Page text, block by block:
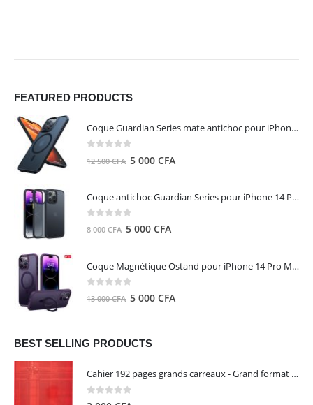
FEATURED PRODUCTS
Coque Guardian Series mate antichoc pour iPhone 15 Pro Max avec Magsafe Noir - Torras
12 500CFA Le
500 CFA.
5 000 CFA
Coque antichoc Guardian Series pour iPhone 14 Pro Max - TORRAS
out of 5
8 000CFA Le
était :
8
000 CFA.
5 000 CFALe
est :
000 CFA.
Coque Magnétique Ostand pour iPhone 14 Pro Max - Violet Foncé - TORRAS
13 000CFA Le
était :
000 CFA.
5 000 CFA
000 CFA.
BEST SELLING PRODUCTS
Cahier 192 pages grands carreaux - Grand format - Brochure dos toilé - 24x32 cm - Papier blanc 90 g - Couverture carte pelliculée couleur aléatoire - Clairefontaine